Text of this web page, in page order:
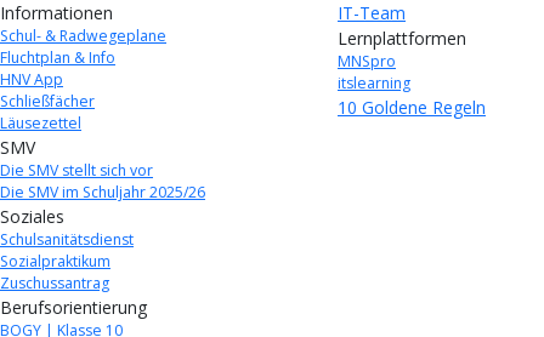
Informationen
Schul- & Radwegeplane
Fluchtplan & Info
HNV App
Schließfächer
Läusezettel
SMV
Die SMV stellt sich vor
Die SMV im Schuljahr 2025/26
Soziales
Schulsanitätsdienst
Sozialpraktikum
Zuschussantrag
Berufsorientierung
BOGY | Klasse 10
IT-Team
Lernplattformen
MNSpro
itslearning
10 Goldene Regeln